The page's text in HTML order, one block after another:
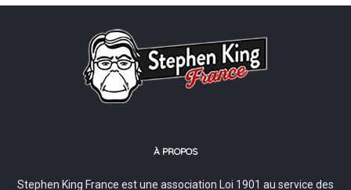
À PROPOS
Stephen King France est une association Loi 1901 au service des